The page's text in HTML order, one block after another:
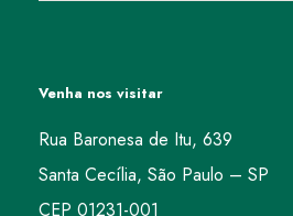
Venha nos visitar
Rua Baronesa de Itu, 639
Santa Cecília, São Paulo – SP
CEP 01231-001